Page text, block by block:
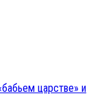
царстве» и